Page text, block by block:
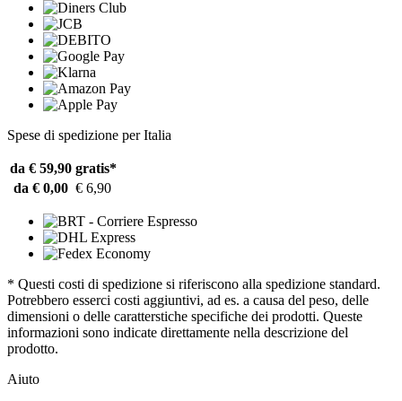
Spese di spedizione per Italia
da € 59,90 gratis*
da € 0,00 € 6,90
* Questi costi di spedizione si riferiscono alla spedizione standard.
Potrebbero esserci costi aggiuntivi, ad es. a causa del peso, delle
dimensioni o delle caratterstiche specifiche dei prodotti. Queste
informazioni sono indicate direttamente nella descrizione del
prodotto.
Aiuto